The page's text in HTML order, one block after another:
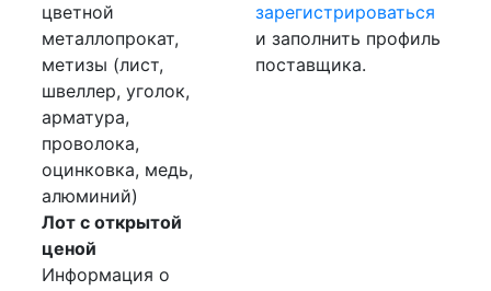
цветной
металлопрокат,
метизы (лист,
швеллер, уголок,
арматура,
проволока,
оцинковка, медь,
алюминий)
Лот с открытой
ценой
Информация о
зарегистрироваться
и заполнить профиль
поставщика.